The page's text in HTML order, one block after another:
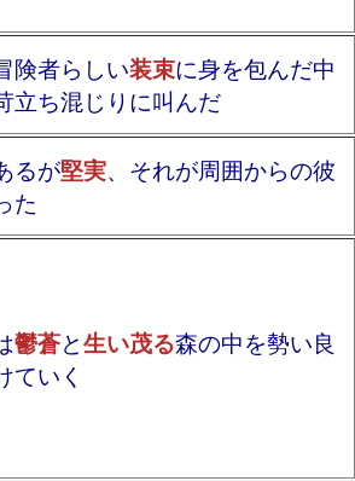
険者らしい装束に身を包んだ中
立ち混じりに叫んだ
るが堅実、それが周囲からの彼
た
鬱蒼と生い茂る森の中を勢い良
ていく